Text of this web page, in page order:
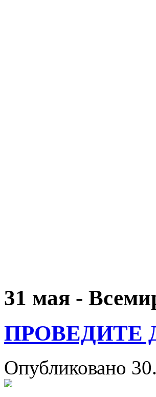
31 мая -
ПРОВЕДИТЕ
Опубликовано